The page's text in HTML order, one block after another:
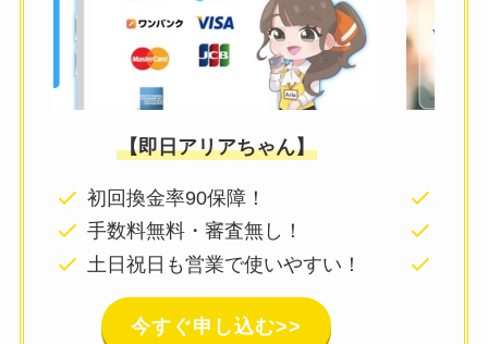
【即日アリアちゃん】
初回換金率90保障！
手数料無料・審査無し！
土日祝日も営業で使いやすい！
今すぐ申し込む>>